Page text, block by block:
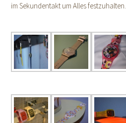
im Sekundentakt um Alles festzuhalten.